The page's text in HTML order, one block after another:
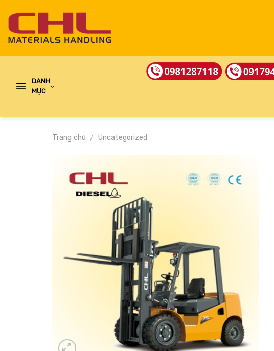
content
DANH
MỤC
Trang chủ / Uncategorized
Add